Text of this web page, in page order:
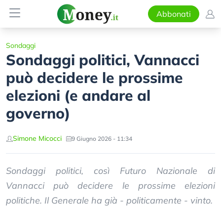
Abbonati
Sondaggi
Sondaggi politici, Vannacci
può decidere le prossime
elezioni (e andare al
governo)
Simone Micocci 9 Giugno 2026 - 11:34
Sondaggi politici, così Futuro Nazionale di
Vannacci può decidere le prossime elezioni
politiche. Il Generale ha già - politicamente - vinto.